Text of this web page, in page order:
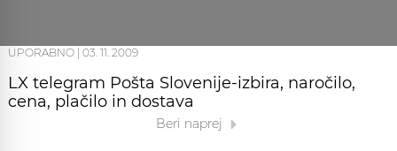
UPORABNO 03. 11. 2009
LX telegram Pošta Slovenije-izbira, naročilo,
cena, plačilo in dostava
Beri naprej